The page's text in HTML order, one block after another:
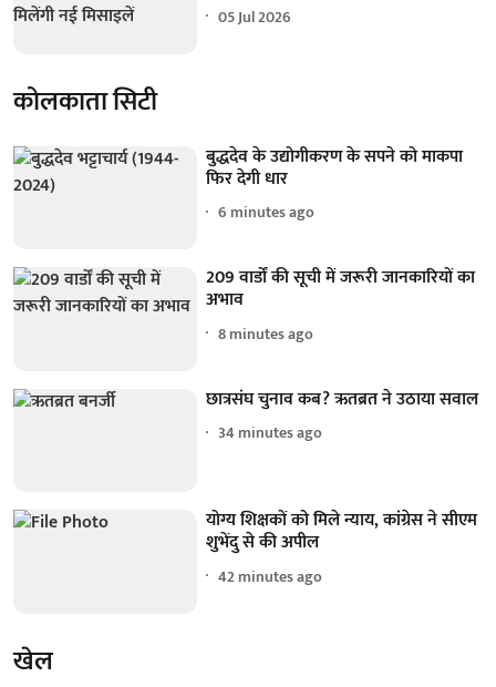
05 Jul 2026
कोलकाता सिटी
बुद्धदेव के उद्योगीकरण के सपने को माकपा
फिर देगी धार
6 minutes ago
209 वार्डों की सूची में जरूरी जानकारियों का
अभाव
8 minutes ago
छात्रसंघ चुनाव कब? ऋतब्रत ने उठाया सवाल
34 minutes ago
योग्य शिक्षकों को मिले न्याय, कांग्रेस ने सीएम
शुभेंदु से की अपील
42 minutes ago
खेल